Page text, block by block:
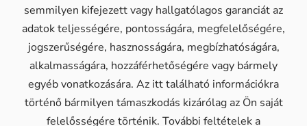
semmilyen kifejezett vagy hallgatólagos garanciát az
adatok teljességére, pontosságára, megfelelőségére,
jogszerűségére, hasznosságára, megbízhatóságára,
alkalmasságára, hozzáférhetőségére vagy bármely
egyéb vonatkozására. Az itt található információkra
történő bármilyen támaszkodás kizárólag az Ön saját
felelősségére történik. További feltételek a